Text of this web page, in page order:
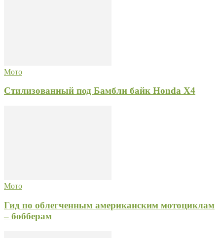
Мото
Стилизованный под Бамбли байк Honda X4
Мото
Гид по облегченным американским мотоциклам
– бобберам